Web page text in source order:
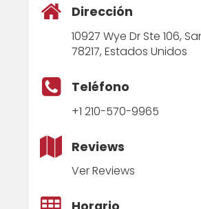
Dirección
10927 Wye Dr Ste 106,
78217, Estados Unidos
Teléfono
+1 210-570-9965
Reviews
Ver Reviews